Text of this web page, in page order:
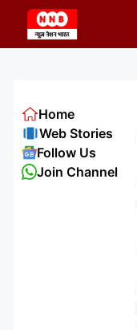
content
Home
Web Stories
Follow Us
Join Channel